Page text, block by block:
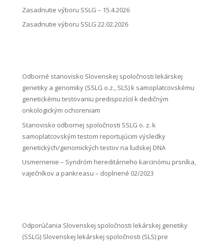
Zasadnutie výboru SSLG – 15.4.2026
Zasadnutie výboru SSLG 22.02.2026
Odborné stanovisko Slovenskej spoločnosti lekárskej
genetiky a genomiky (SSLG o.z., SLS) k samoplatcovskému
genetickému testovaniu predispozícií k dedičným
onkologickým ochoreniam
Stanovisko odbornej spoločnosti SSLG o. z. k
samoplatcovským testom reportujúcim výsledky
genetických/genomických testov na ľudskej DNA
Usmernenie – Syndróm hereditárneho karcinómu prsníka,
vaječníkov a pankreasu – doplnené 02/2023
Odporúčania Slovenskej spoločnosti lekárskej genetiky
(SSLG) Slovenskej lekárskej spoločnosti (SLS) pre